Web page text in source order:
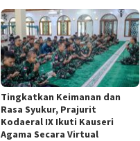
Tingkatkan Keimanan dan
Rasa Syukur, Prajurit
Kodaeral IX Ikuti Kauseri
Agama Secara Virtual